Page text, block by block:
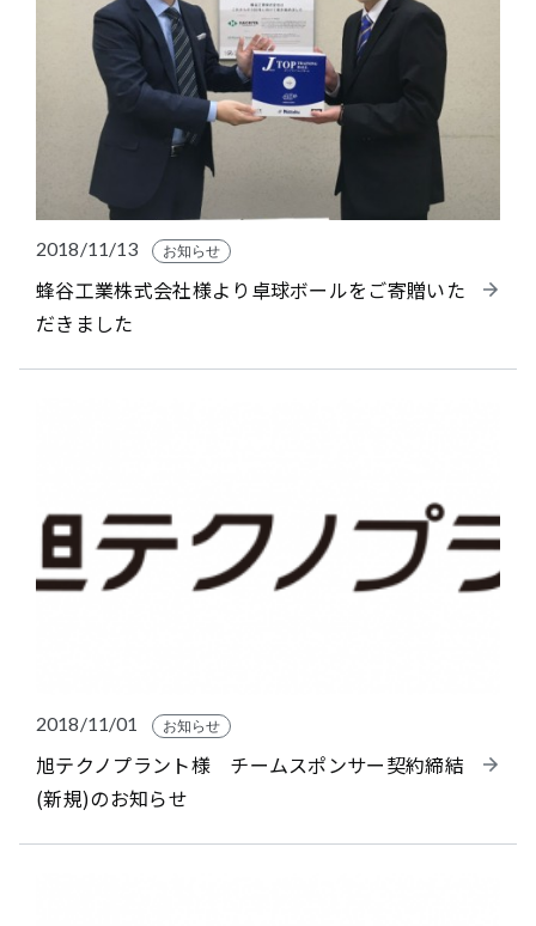
2018/11/13 お知らせ
蜂谷工業株式会社様より卓球ボールをご寄贈いた
だきました
2018/11/01 お知らせ
旭テクノプラント様 チームスポンサー契約締結
(新規)のお知らせ